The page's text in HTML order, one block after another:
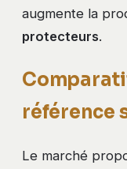
augmente la
protecteurs.
référence
Le marché